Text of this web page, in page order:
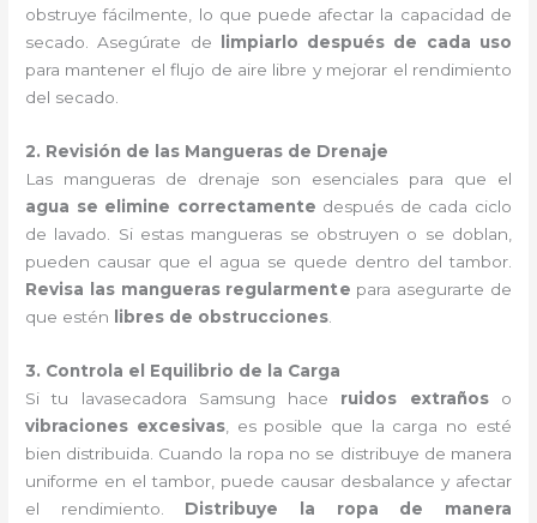
obstruye fácilmente, lo que puede afectar la capacidad de
secado. Asegúrate de
limpiarlo después de cada uso
para mantener el flujo de aire libre y mejorar el rendimiento
del secado.
2. Revisión de las Mangueras de Drenaje
Las mangueras de drenaje son esenciales para que el
agua se elimine correctamente después de cada ciclo
de lavado. Si estas mangueras se obstruyen o se doblan,
pueden causar que el agua se quede dentro del tambor.
Revisa las mangueras regularmente para asegurarte de
que estén
libres de obstrucciones
3. Controla el Equilibrio de la Carga
Si tu lavasecadora Samsung hace ruidos extrañoso
vibraciones excesivas, es posible que la carga no esté
bien distribuida. Cuando la ropa no se distribuye de manera
uniforme en el tambor, puede causar desbalance y afectar
el rendimiento. Distribuye la ropa de manera